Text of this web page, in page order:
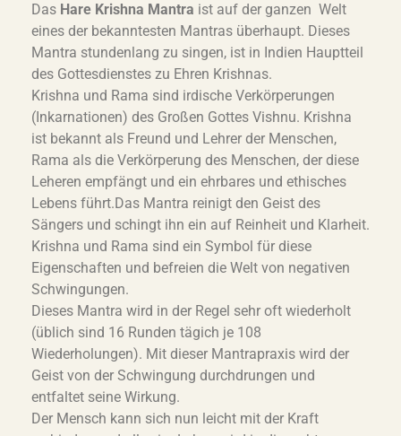
Das Hare Krishna Mantra ist auf der ganzen Welt
eines der bekanntesten Mantras überhaupt. Dieses
Mantra stundenlang zu singen, ist in Indien Hauptteil
des Gottesdienstes zu Ehren Krishnas.
Krishna und Rama sind irdische Verkörperungen
(Inkarnationen) des Großen Gottes Vishnu. Krishna
ist bekannt als Freund und Lehrer der Menschen,
Rama als die Verkörperung des Menschen, der diese
Leheren empfängt und ein ehrbares und ethisches
Lebens führt.Das Mantra reinigt den Geist des
Sängers und schingt ihn ein auf Reinheit und Klarheit.
Krishna und Rama sind ein Symbol für diese
Eigenschaften und befreien die Welt von negativen
Schwingungen.
Dieses Mantra wird in der Regel sehr oft wiederholt
(üblich sind 16 Runden tägich je 108
Wiederholungen). Mit dieser Mantrapraxis wird der
Geist von der Schwingung durchdrungen und
entfaltet seine Wirkung.
Der Mensch kann sich nun leicht mit der Kraft